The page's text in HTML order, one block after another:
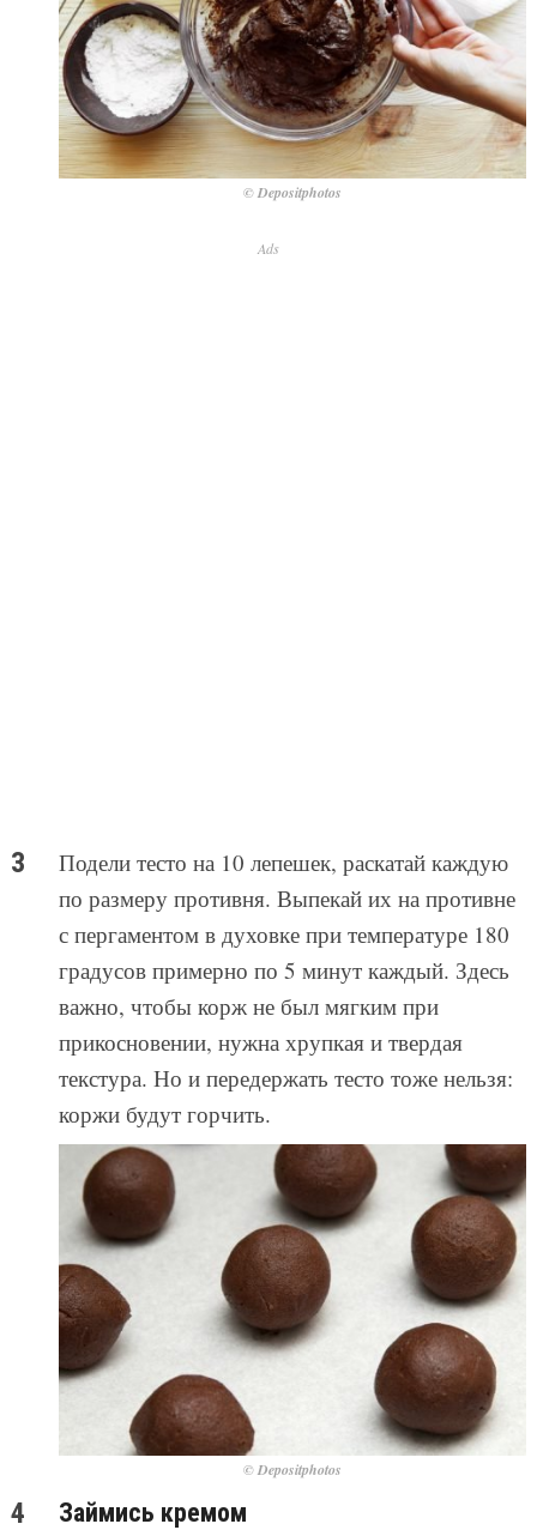
© Depositphotos
Ads
Подели тесто на 10 лепешек, раскатай каждую
по размеру противня. Выпекай их на противне
с пергаментом в духовке при температуре 180
градусов примерно по 5 минут каждый. Здесь
важно, чтобы корж не был мягким при
прикосновении, нужна хрупкая и твердая
текстура. Но и передержать тесто тоже нельзя:
коржи будут горчить.
© Depositphotos
Займись кремом